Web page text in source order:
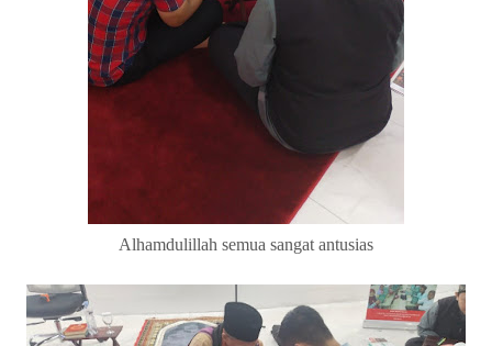
Alhamdulillah semua sangat antusias